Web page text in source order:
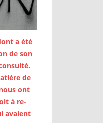
a été
de son
de
ont
à re-
avaient